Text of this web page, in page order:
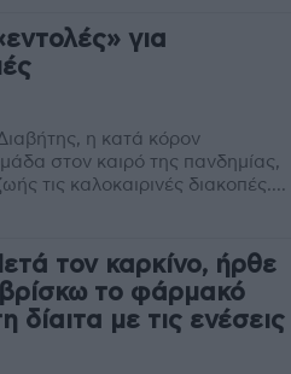
για
η κατά κόρον
στον καιρό της πανδημίας,
τις καλοκαιρινές διακοπές....
τον καρκίνο, ήρθε
το φάρμακό
δίαιτα με τις ενέσεις